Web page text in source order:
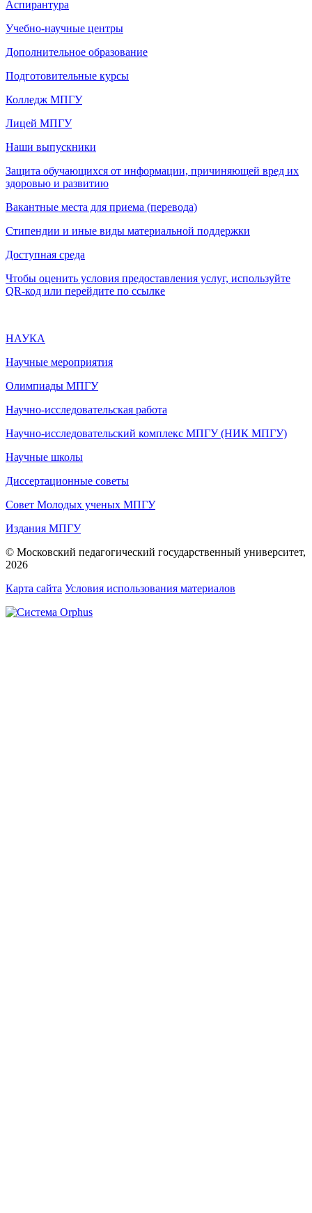
Аспирантура
Учебно-научные центры
Дополнительное образование
Подготовительные курсы
Колледж МПГУ
Лицей МПГУ
Наши выпускники
Защита обучающихся от информации, причиняющей вред их
здоровью и развитию
Вакантные места для приема (перевода)
Стипендии и иные виды материальной поддержки
Доступная среда
Чтобы оценить условия предоставления услуг, используйте
QR-код или перейдите по ссылке
НАУКА
Научные мероприятия
Олимпиады МПГУ
Научно-исследовательская работа
Научно-исследовательский комплекс МПГУ (НИК МПГУ)
Научные школы
Диссертационные советы
Совет Молодых ученых МПГУ
Издания МПГУ
© Московский педагогический государственный университет,
2026
Карта сайта Условия использования материалов